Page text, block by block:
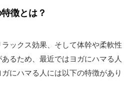
徴とは？
ックス効果、そして体幹や柔軟性
るため、最近ではヨガにハマる人
にハマる人には以下の特徴があり